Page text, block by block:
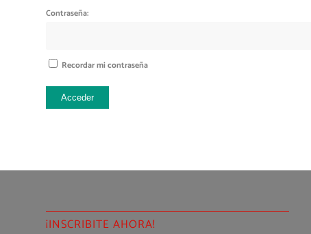
Contraseña:
Recordar mi contraseña
Acceder
¡INSCRIBITE AHORA!